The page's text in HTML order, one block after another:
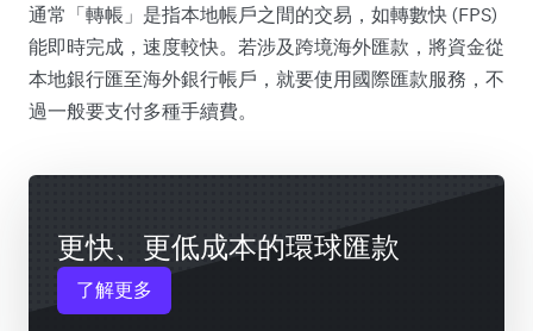
通常「轉帳」是指本地帳戶之間的交易，如轉數快 (FPS)
能即時完成，速度較快。若涉及跨境海外匯款，將資金從
本地銀行匯至海外銀行帳戶，就要使用國際匯款服務，不
過一般要支付多種手續費。
更快、更低成本的環球匯款
了解更多